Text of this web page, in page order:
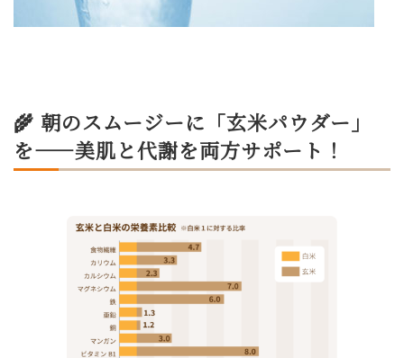
🌾 朝のスムージーに「玄米パウダー」
を——美肌と代謝を両方サポート！